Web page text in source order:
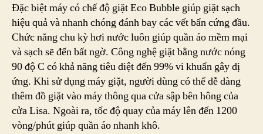
Đặc biệt máy có chế độ giặt Eco Bubble giúp giặt sạch
hiệu quả và nhanh chóng đánh bay các vết bẩn cứng đầu.
Chức năng chu kỳ hơi nước luôn giúp quần áo mềm mại
và sạch sẽ đến bất ngờ. Công nghệ giặt bằng nước nóng
90 độ C có khả năng tiêu diệt đến 99% vi khuẩn gây dị
ứng. Khi sử dụng máy giặt, người dùng có thể dễ dàng
thêm đồ giặt vào máy thông qua cửa sập bên hông của
cửa Lisa. Ngoài ra, tốc độ quay của máy lên đến 1200
vòng/phút giúp quần áo nhanh khô.